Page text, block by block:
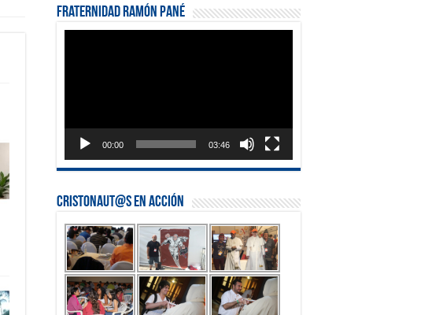
Fraternidad Ramón Pané
00:00 03:46
Cristonaut@s en Acción